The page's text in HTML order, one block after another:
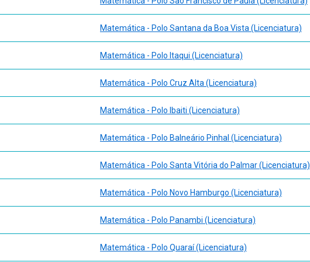
surdas e interpretação.
Matemática - Polo Santana da Boa Vista (Licenciatura)
Matemática - Polo Itaqui (Licenciatura)
Matemática - Polo Cruz Alta (Licenciatura)
Matemática - Polo Ibaiti (Licenciatura)
Matemática - Polo Balneário Pinhal (Licenciatura)
Matemática - Polo Santa Vitória do Palmar (Licenciatura)
Matemática - Polo Novo Hamburgo (Licenciatura)
Matemática - Polo Panambi (Licenciatura)
Matemática - Polo Quaraí (Licenciatura)